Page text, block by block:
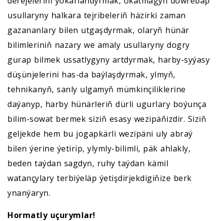
usullaryny halkara tejribeleriň häzirki zaman
gazananlary bilen utgaşdyrmak, olaryň hünär
bilimleriniň nazary we amaly usullaryny dogry
gurap bilmek ussatlygyny artdyrmak, harby-syýasy
düşünjelerini has-da baýlaşdyrmak, ylmyň,
tehnikanyň, sanly ulgamyň mümkinçiliklerine
daýanyp, harby hünärleriň dürli ugurlary boýunça
bilim-sowat bermek siziň esasy wezipäňizdir. Siziň
geljekde hem bu jogapkärli wezipäni uly abraý
bilen ýerine ýetirip, ylymly-bilimli, päk ahlakly,
beden taýdan sagdyn, ruhy taýdan kämil
watançylary terbiýeläp ýetişdirjekdigiňize berk
ynanýaryn.
Hormatly uçurymlar!